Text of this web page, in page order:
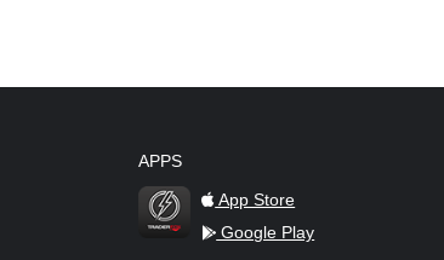
APPS
TraderFox Flash
App Store
Google Play